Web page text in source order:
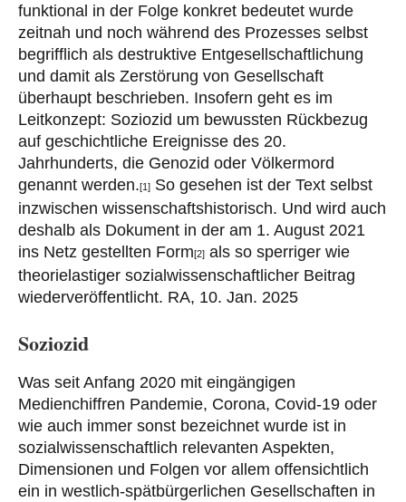
funktional in der Folge konkret bedeutet wurde
zeitnah und noch während des Prozesses selbst
begrifflich als destruktive Entgesellschaftlichung
und damit als Zerstörung von Gesellschaft
überhaupt beschrieben. Insofern geht es im
Leitkonzept: Soziozid um bewussten Rückbezug
auf geschichtliche Ereignisse des 20.
Jahrhunderts, die Genozid oder Völkermord
genannt werden.[1] So gesehen ist der Text selbst
inzwischen wissenschaftshistorisch. Und wird auch
deshalb als Dokument in der am 1. August 2021
ins Netz gestellten Form[2] als so sperriger wie
theorielastiger sozialwissenschaftlicher Beitrag
wiederveröffentlicht. RA, 10. Jan. 2025
Soziozid
Was seit Anfang 2020 mit eingängigen
Medienchiffren Pandemie, Corona, Covid-19 oder
wie auch immer sonst bezeichnet wurde ist in
sozialwissenschaftlich relevanten Aspekten,
Dimensionen und Folgen vor allem offensichtlich
ein in westlich-spätbürgerlichen Gesellschaften in